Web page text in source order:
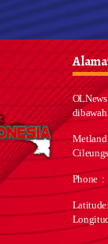
Phone